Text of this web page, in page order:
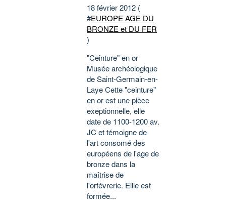
18 février 2012 (
#EUROPE AGE DU
BRONZE et DU FER
)
"Ceinture" en or
Musée archéologique
de Saint-Germain-en-
Laye Cette "ceinture"
en or est une pièce
exeptionnelle, elle
date de 1100-1200 av.
JC et témoigne de
l'art consomé des
européens de l'age de
bronze dans la
maîtrise de
l'orfévrerie. Ellle est
formée...